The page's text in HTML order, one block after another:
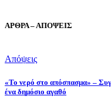
ΑΡΘΡΑ – ΑΠΟΨΕΙΣ
Απόψεις
«Το νερό στο απόσπασμα» –
ένα δημόσιο αγαθό